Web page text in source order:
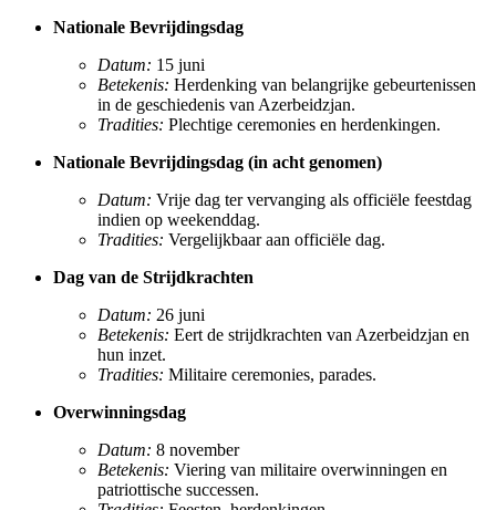
Nationale Bevrijdingsdag
Datum: 15 juni
Betekenis: Herdenking van belangrijke gebeurtenissen
in de geschiedenis van Azerbeidzjan.
Tradities: Plechtige ceremonies en herdenkingen.
Nationale Bevrijdingsdag (in acht genomen)
Datum: Vrije dag ter vervanging als officiële feestdag
indien op weekenddag.
Tradities: Vergelijkbaar aan officiële dag.
Dag van de Strijdkrachten
Datum: 26 juni
Betekenis: Eert de strijdkrachten van Azerbeidzjan en
hun inzet.
Tradities: Militaire ceremonies, parades.
Overwinningsdag
Datum: 8 november
Betekenis: Viering van militaire overwinningen en
patriottische successen.